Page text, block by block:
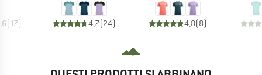
( 17) 4,7(24) 4,8(8)